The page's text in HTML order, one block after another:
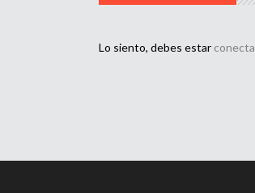
Lo siento, debes estar